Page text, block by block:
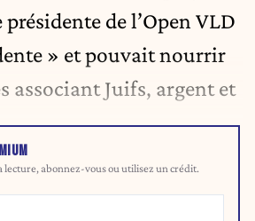
de l’Open VLD
» et pouvait nourrir
associant Juifs, argent et
lecture, abonnez-vous ou utilisez un crédit.